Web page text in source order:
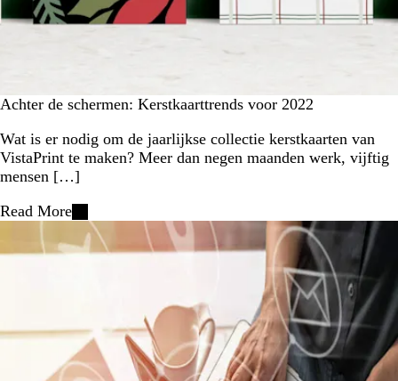
Achter de schermen: Kerstkaarttrends voor 2022
Wat is er nodig om de jaarlijkse collectie kerstkaarten van
VistaPrint te maken? Meer dan negen maanden werk, vijftig
mensen […]
Read More